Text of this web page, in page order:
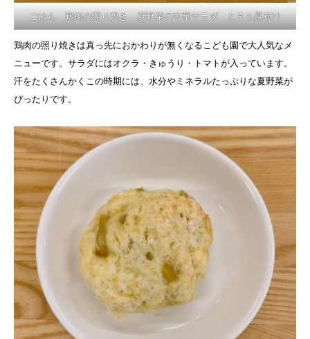
ごはん 鶏肉の照り焼き 夏野菜の中華サラダ とろろ昆布汁
鶏肉の照り焼きは真っ先におかわりが無くなるこども園で大人気なメ
ニューです。サラダにはオクラ・きゅうり・トマトが入っています。
汗をたくさんかくこの時期には、水分やミネラルたっぷりな夏野菜が
ぴったりです。